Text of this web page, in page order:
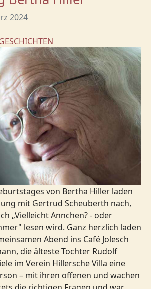
2024
von Bertha Hiller laden
mit Gertrud Scheuberth nach,
„Vielleicht Annchen? - oder
lesen wird. Ganz herzlich laden
Abend ins Café Jolesch
die älteste Tochter Rudolf
im Verein Hillersche Villa eine
– mit ihren offenen und wachen